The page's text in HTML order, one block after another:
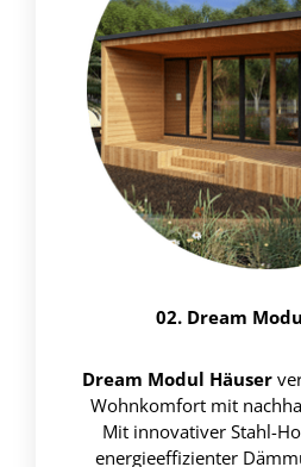
02. Dream
Dream Modul Häuser
Wohnkomfort mit
Mit innovativer Stahl-
energieeffizienter